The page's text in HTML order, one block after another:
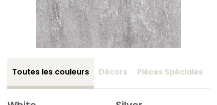
Toutes les couleurs Décors Pièces Spéciales